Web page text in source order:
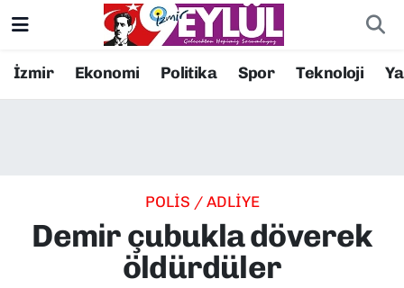
İzmir Ekonomi Politika Spor Teknoloji
POLİS / ADLİYE
Demir çubukla döverek
öldürdüler
Resmi İlanlar
EKONOMİ
Konak Nöbetçi Eczaneler
Süper Lig Puan Durumu ve Fikstür
Tüm Manşetler